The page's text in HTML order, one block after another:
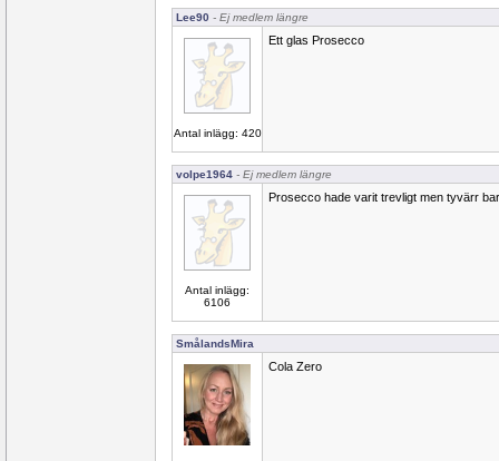
Lee90 - Ej medlem längre
Antal inlägg: 420
Ett glas Prosecco
volpe1964 - Ej medlem längre
Antal inlägg:
6106
Prosecco hade varit trevligt men tyvärr
SmålandsMira
Cola Zero